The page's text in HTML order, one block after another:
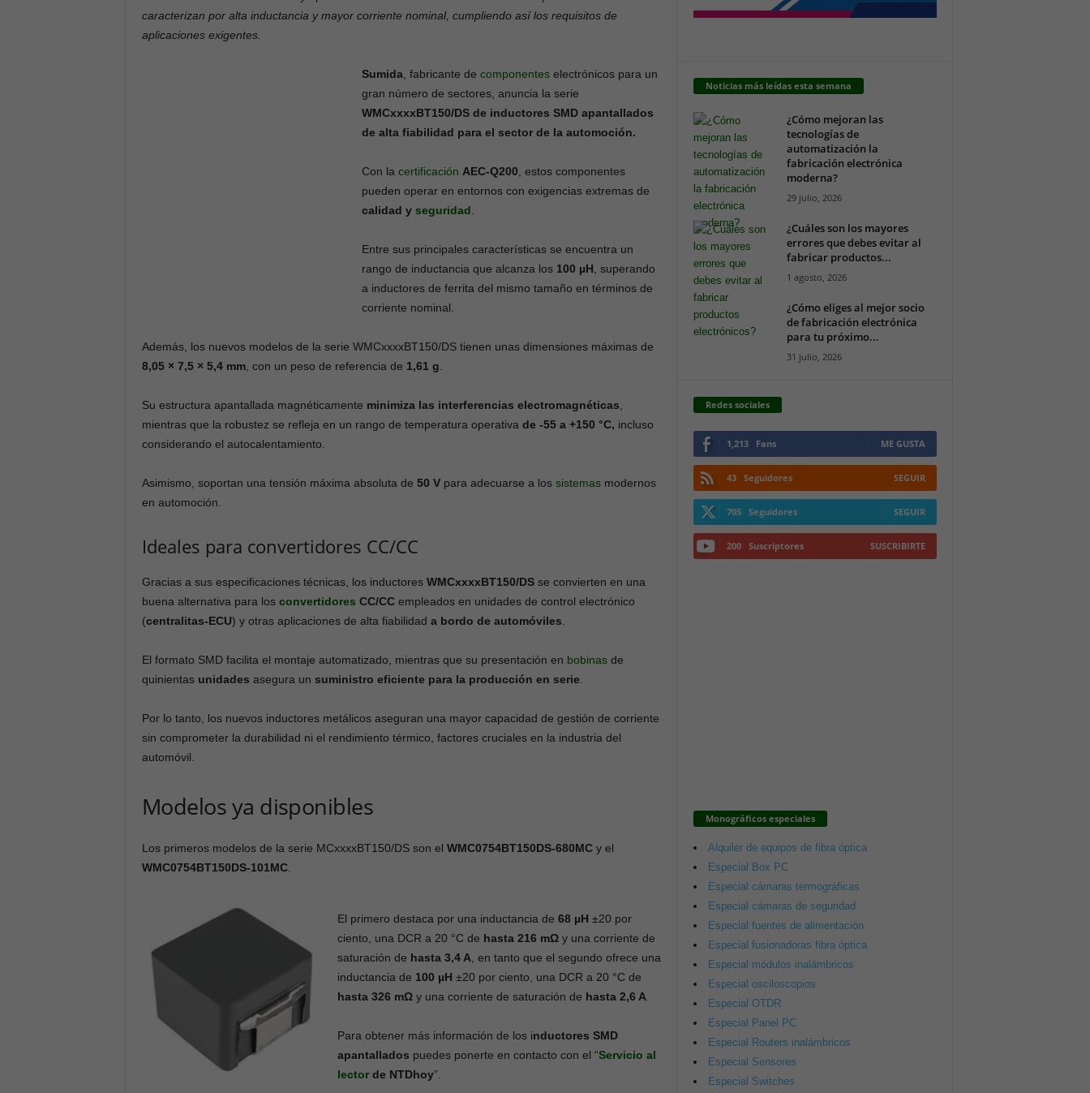
caracterizan por alta inductancia y mayor corriente nominal, cumpliendo así los requisitos de
aplicaciones exigentes.
Sumida , fabricante de componentes electrónicos para un
gran número de sectores, anuncia la serie
WMCxxxxBT150/DS de inductores SMD apantallados
de alta fiabilidad para el sector de la automoción.
Con la certificación AEC-Q200 , estos componentes
pueden operar en entornos con exigencias extremas de
calidad y seguridad
Entre sus principales características se encuentra un
rango de inductancia que alcanza los 100 µH , superando
a inductores de ferrita del mismo tamaño en términos de
corriente nominal.
Además, los nuevos modelos de la serie WMCxxxxBT150/DS tienen unas dimensiones máximas de
8,05 × 7,5 × 5,4 mm , con un peso de referencia de 1,61 g
Su estructura apantallada magnéticamente minimiza las interferencias electromagnéticas
mientras que la robustez se refleja en un rango de temperatura operativa de -55 a +150 °C, incluso
considerando el autocalentamiento.
Asimismo, soportan una tensión máxima absoluta de 50 V para adecuarse a los sistemas modernos
en automoción.
Ideales para convertidores CC/CC
Gracias a sus especificaciones técnicas, los inductores WMCxxxxBT150/DS se convierten en una
buena alternativa para los convertidores CC/CC empleados en unidades de control electrónico
(centralitas-ECU) y otras aplicaciones de alta fiabilidad a bordo de automóviles
El formato SMD facilita el montaje automatizado, mientras que su presentación en bobinas de
quinientas unidades asegura un suministro eficiente para la producción en serie
Por lo tanto, los nuevos inductores metálicos aseguran una mayor capacidad de gestión de corriente
sin comprometer la durabilidad ni el rendimiento térmico, factores cruciales en la industria del
automóvil.
Modelos ya disponibles
Los primeros modelos de la serie MCxxxxBT150/DS son el WMC0754BT150DS-680MC y el
WMC0754BT150DS-101MC
El primero destaca por una inductancia de 68 µH ±20 por
ciento, una DCR a 20 °C de hasta 216 mΩ y una corriente de
saturación de hasta 3,4 A , en tanto que el segundo ofrece una
inductancia de 100 µH ±20 por ciento, una DCR a 20 °C de
hasta 326 mΩ y una corriente de saturación de hasta 2,6 A
Para obtener más información de los inductores SMD
apantallados puedes ponerte en contacto con el “Servicio al
lector de NTDhoy”.
Noticias más leídas esta semana
¿Cómo mejoran las
tecnologías de
automatización la
fabricación electrónica
moderna?
29 julio, 2026
¿Cuáles son los mayores
errores que debes evitar al
fabricar productos...
1 agosto, 2026
¿Cómo eliges al mejor socio
de fabricación electrónica
para tu próximo...
31 julio, 2026
Redes sociales
1,213 Fans ME GUSTA
43 Seguidores SEGUIR
705 Seguidores SEGUIR
200 Suscriptores SUSCRIBIRTE
Monográficos especiales
Alquiler de equipos de fibra óptica
Especial Box PC
Especial cámaras termográficas
Especial cámaras de seguridad
Especial fuentes de alimentación
Especial fusionadoras fibra óptica
Especial módulos inalámbricos
Especial osciloscopios
Especial OTDR
Especial Panel PC
Especial Routers inalámbricos
Especial Sensores
Especial Switches